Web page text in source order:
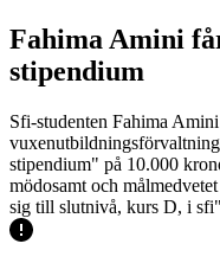
Fahima Amini
stipendium
Sfi-studenten Fahima
stipendium" på 10.000
mödosamt och
sig till slutnivå, kurs D, i